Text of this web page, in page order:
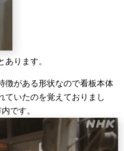
ります。
徴がある形状なので看板本体
ていたのを覚えておりまし
です。